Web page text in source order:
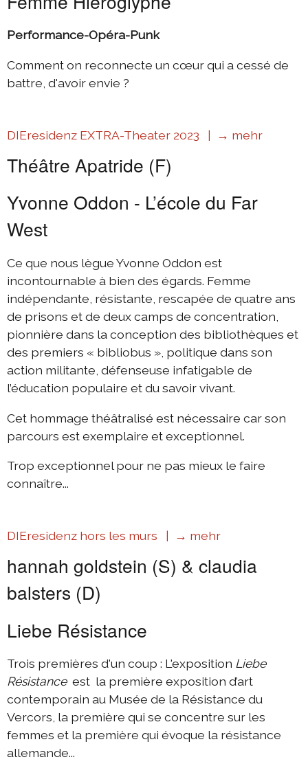
Performance-Opéra-Punk
Comment on reconnecte un cœur qui a cessé de
battre, d'avoir envie ?
DIEresidenz EXTRA-Theater 2023 | → mehr
Théâtre Apatride (F)
Yvonne Oddon - L’école du Far
West
Ce que nous lègue Yvonne Oddon est
incontournable à bien des égards. Femme
indépendante, résistante, rescapée de quatre ans
de prisons et de deux camps de concentration,
pionnière dans la conception des bibliothèques et
des premiers « bibliobus », politique dans son
action militante, défenseuse infatigable de
l’éducation populaire et du savoir vivant.
Cet hommage théâtralisé est nécessaire car son
parcours est exemplaire et exceptionnel.
Trop exceptionnel pour ne pas mieux le faire
connaître...
DIEresidenz hors les murs | → mehr
hannah goldstein (S) & claudia
balsters (D)
Liebe Résistance
Trois premières d'un coup : L'exposition Liebe
Résistance est la première exposition d’art
contemporain au Musée de la Résistance du
Vercors, la première qui se concentre sur les
femmes et la première qui évoque la résistance
allemande...